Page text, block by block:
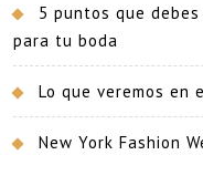
5 puntos que
para tu boda
Lo que veremos en
New York Fashion